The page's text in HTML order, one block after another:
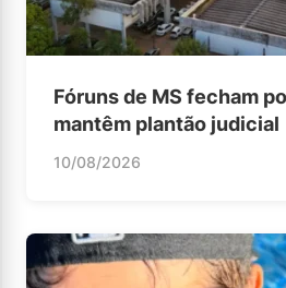
Fóruns de MS fecham
mantêm plantão judicial
10/08/2026